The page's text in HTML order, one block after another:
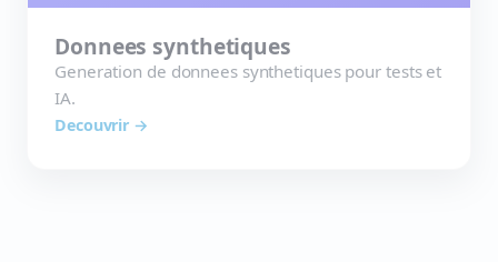
Donnees synthetiques
Generation de donnees synthetiques pour tests et
IA.
Decouvrir →